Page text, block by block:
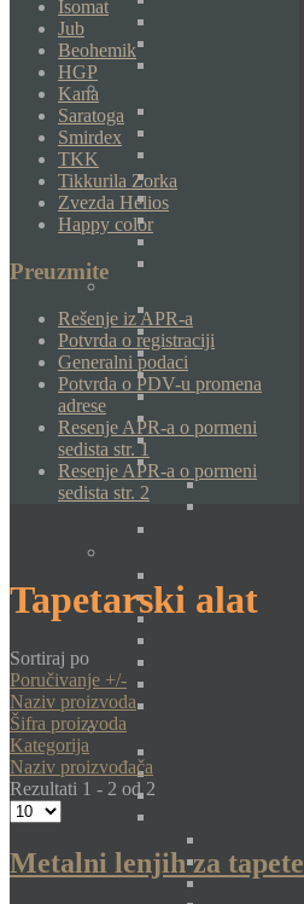
Isomat
Jub
Beohemik
HGP
Kana
Saratoga
Smirdex
TKK
Tikkurila Zorka
Zvezda Helios
Happy color
Preuzmite
Rešenje iz APR-a
Potvrda o registraciji
Generalni podaci
Potvrda o PDV-u promena
adrese
Resenje APR-a o pormeni
sedista str. 1
Resenje APR-a o pormeni
sedista str. 2
Tapetarski alat
Sortiraj po
Poručivanje +/-
Naziv proizvoda
Šifra proizvoda
Kategorija
Naziv proizvođača
Rezultati 1 - 2 od 2
Metalni lenjih za tapete